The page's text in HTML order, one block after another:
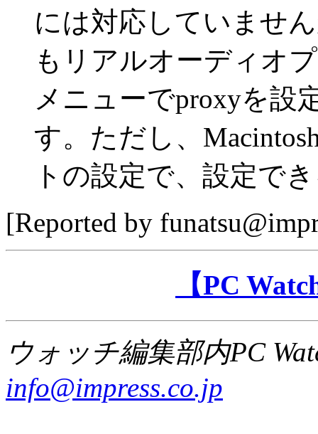
には対応していませ
もリアルオーディオ
メニューでproxyを設
す。ただし、
トの設定で、設定で
[Reported by
【PC
ウォッチ編集部内PC
info@impress.co.jp